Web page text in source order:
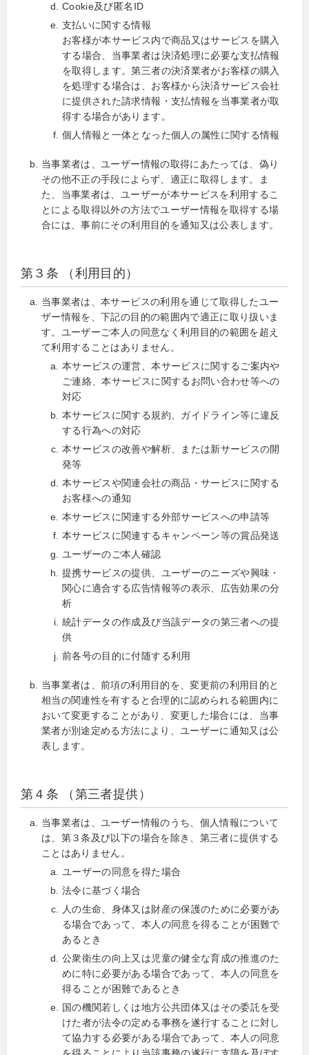
Cookie及び匿名ID
支払いに関する情報
お客様が本サービス内で商品又はサービスを購入
する場合、当事業者は決済処理に必要な支払情報
を取得します。第三者の決済業者がお客様の購入
を処理する場合は、お客様から決済サービス会社
に提供された請求情報・支払情報を当事業者が取
得する場合があります。
個人情報と一体となった個人の属性に関する情報
当事業者は、ユーザー情報の取得にあたっては、偽り
その他不正の手段によらず、適正に取得します。ま
た、当事業者は、ユーザーが本サービスを利用するこ
とによる取得以外の方法でユーザー情報を取得する場
合には、事前にその利用目的を通知又は公表します。
第３条 （利用目的）
当事業者は、本サービスの利用を通じて取得したユー
ザー情報を、下記の目的の範囲内で適正に取り扱いま
す。ユーザーご本人の同意なく利用目的の範囲を超え
て利用することはありません。
本サービスの運営、本サービスに関するご案内や
ご連絡、本サービスに関するお問い合わせ等への
対応
本サービスに関する規約、ガイドライン等に違反
する行為への対応
本サービスの改善や解析、または新サービスの開
発等
本サービスや関連会社の商品・サービスに関する
お客様への通知
本サービスに関連する外部サービスへの申請等
本サービスに関連するキャンペーン等の賞品発送
ユーザーのご本人確認
提携サービスの提供、ユーザーのニーズや興味・
関心に適合する広告情報等の表示、広告効果の分
析
統計データの作成及び当該データの第三者への提
供
前各号の目的に付随する利用
当事業者は、前項の利用目的を、変更前の利用目的と
相当の関連性を有すると合理的に認められる範囲内に
おいて変更することがあり、変更した場合には、当事
業者が別途定める方法により、ユーザーに通知又は公
表します。
第４条 （第三者提供）
当事業者は、ユーザー情報のうち、個人情報について
は、第３条及び以下の場合を除き、第三者に提供する
ことはありません。
ユーザーの同意を得た場合
法令に基づく場合
人の生命、身体又は財産の保護のために必要があ
る場合であって、本人の同意を得ることが困難で
あるとき
公衆衛生の向上又は児童の健全な育成の推進のた
めに特に必要がある場合であって、本人の同意を
得ることが困難であるとき
国の機関若しくは地方公共団体又はその委託を受
けた者が法令の定める事務を遂行することに対し
て協力する必要がある場合であって、本人の同意